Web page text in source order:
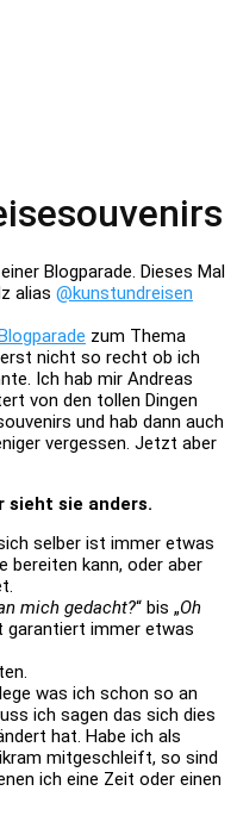
Blogparade. Dieses Mal
alias @kunstundreisen
zum Thema
nicht so recht ob ich
Ich hab mir Andreas
von den tollen Dingen
und hab dann auch
vergessen. Jetzt aber
sieht sie anders.
selber ist immer etwas
bereiten kann, oder aber
mich gedacht?“ bis „Oh
garantiert immer etwas
was ich schon so an
ich sagen das sich dies
hat. Habe ich als
mitgeschleift, so sind
ich eine Zeit oder einen